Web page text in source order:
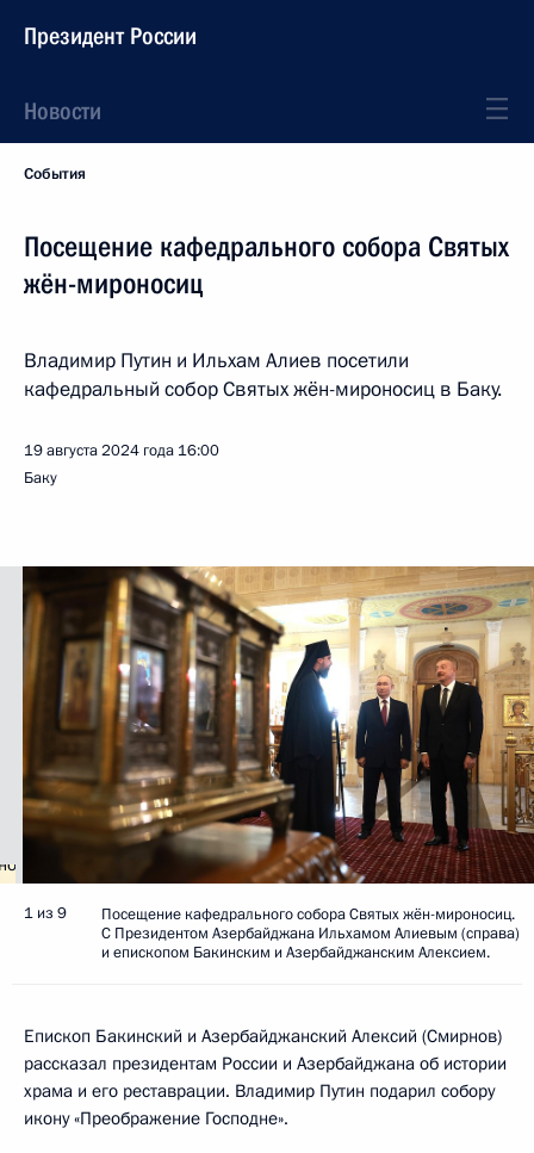
Президент России
Новости
События
Посещение кафедрального собора Святых
жён-мироносиц
Владимир Путин и Ильхам Алиев посетили
кафедральный собор Святых жён-мироносиц в Баку.
19 августа 2024 года 16:00
Баку
1 из 9
Посещение кафедрального собора Святых жён-мироносиц.
С Президентом Азербайджана Ильхамом Алиевым (справа)
и епископом Бакинским и Азербайджанским Алексием.
Епископ Бакинский и Азербайджанский Алексий (Смирнов)
рассказал президентам России и Азербайджана об истории
храма и его реставрации. Владимир Путин подарил собору
икону «Преображение Господне».